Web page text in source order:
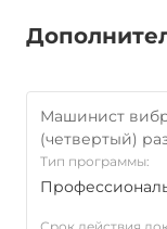
Машинист
(четвертый)
Тип программы: